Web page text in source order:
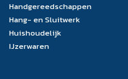
Handgereedschappen
Hang- en Sluitwerk
Huishoudelijk
IJzerwaren